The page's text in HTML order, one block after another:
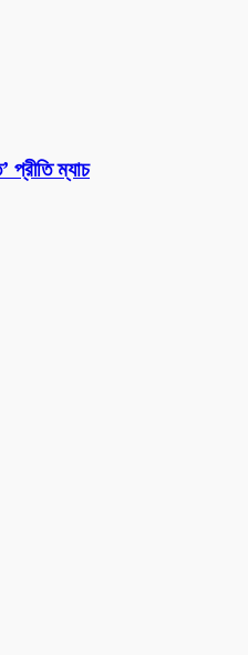
প্রীতি ম্যাচ